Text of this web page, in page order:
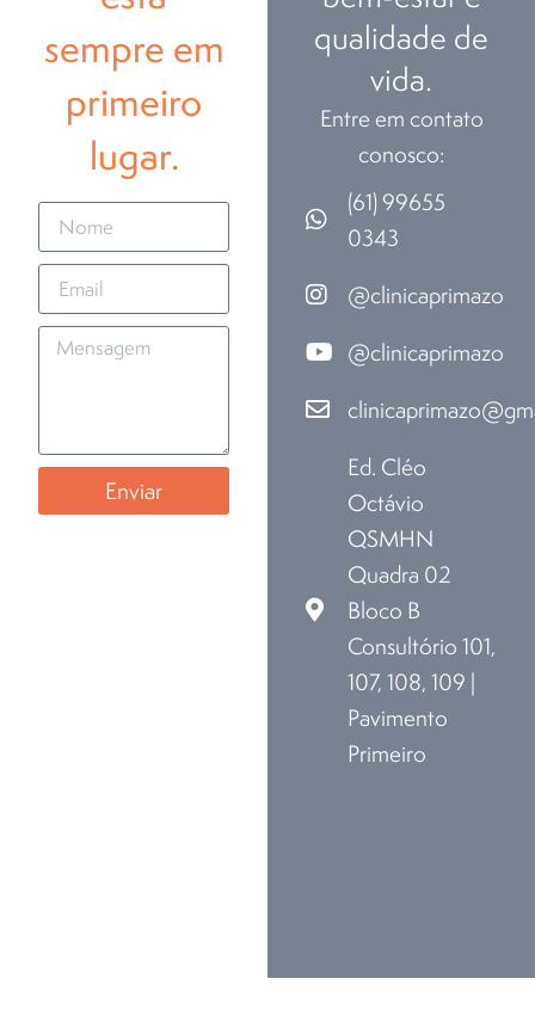
sempre em
primeiro
lugar.
Enviar
qualidade de
vida.
Entre em contato
conosco:
(61) 99655
0343
@clinicaprimazo
@clinicaprimazo
Ed. Cléo
Octávio
QSMHN
Quadra 02
Bloco B
Consultório 101,
107, 108, 109 |
Pavimento
Primeiro